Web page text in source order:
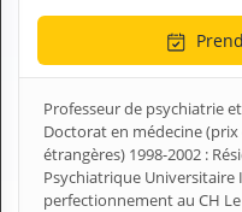
Se connecter
Professeur de psychiatrie
Doctorat en médecine (prix
étrangères) 1998-2002 :
Psychiatrique Universitaire
perfectionnement au CH